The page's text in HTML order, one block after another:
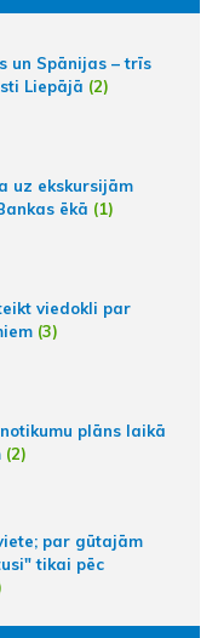
un Spānijas – trīs
Liepājā (2)
uz ekskursijām
ēkā (1)
viedokli par
(3)
plāns laikā
(2)
par gūtajām
tikai pēc